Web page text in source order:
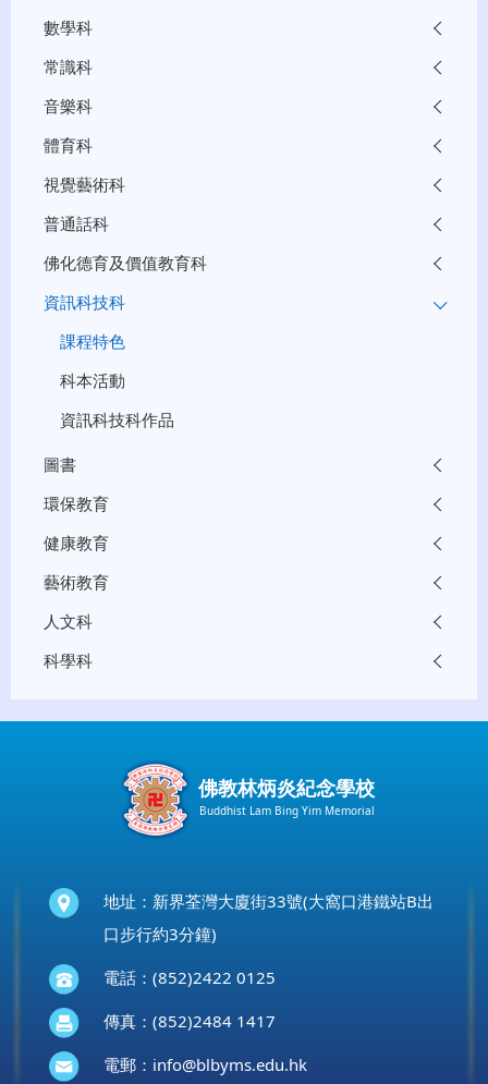
數學科
常識科
音樂科
體育科
視覺藝術科
普通話科
佛化德育及價值教育科
資訊科技科
課程特色
科本活動
資訊科技科作品
圖書
環保教育
健康教育
藝術教育
人文科
科學科
佛教林炳炎紀念學校
Buddhist Lam Bing Yim Memorial
地址：新界荃灣大廈街33號(大窩口港鐵站B出
口步行約3分鐘)
電話：(852)2422 0125
傳真：(852)2484 1417
電郵： info@blbyms.edu.hk